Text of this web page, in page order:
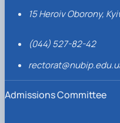
15 Heroiv Oborony,
(044) 527-82-42
Admissions Committee